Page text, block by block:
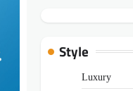
Style
Luxury